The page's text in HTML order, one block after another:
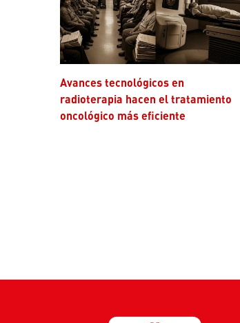
Avances tecnológicos en
radioterapia hacen el tratamiento
oncológico más eficiente